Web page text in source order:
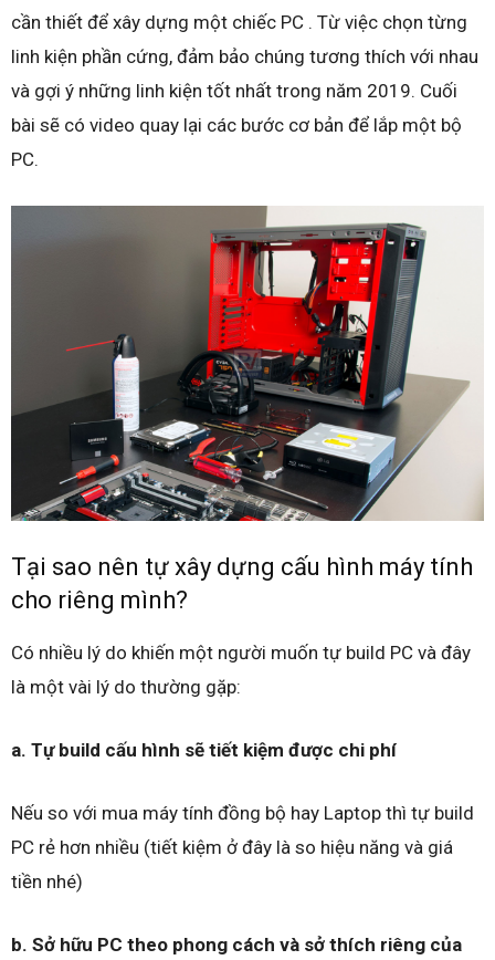
cần thiết để xây dựng một chiếc PC . Từ việc chọn từng
linh kiện phần cứng, đảm bảo chúng tương thích với nhau
và gợi ý những linh kiện tốt nhất trong năm 2019. Cuối
bài sẽ có video quay lại các bước cơ bản để lắp một bộ
PC.
Tại sao nên tự xây dựng cấu hình máy tính
cho riêng mình?
Có nhiều lý do khiến một người muốn tự build PC và đây
là một vài lý do thường gặp:
a. Tự build cấu hình sẽ tiết kiệm được chi phí
Nếu so với mua máy tính đồng bộ hay Laptop thì tự build
PC rẻ hơn nhiều (tiết kiệm ở đây là so hiệu năng và giá
tiền nhé)
b. Sở hữu PC theo phong cách và sở thích riêng của